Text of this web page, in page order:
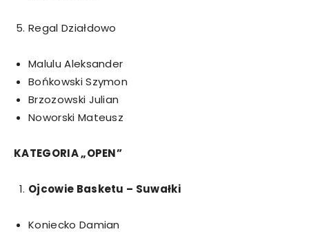
Regal Działdowo
Malulu Aleksander
Bońkowski Szymon
Brzozowski Julian
Noworski Mateusz
KATEGORIA „OPEN”
Ojcowie Basketu – Suwałki
Koniecko Damian